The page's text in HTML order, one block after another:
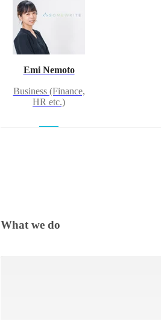
Emi Nemoto
Business (Finance,
HR etc.)
What we do